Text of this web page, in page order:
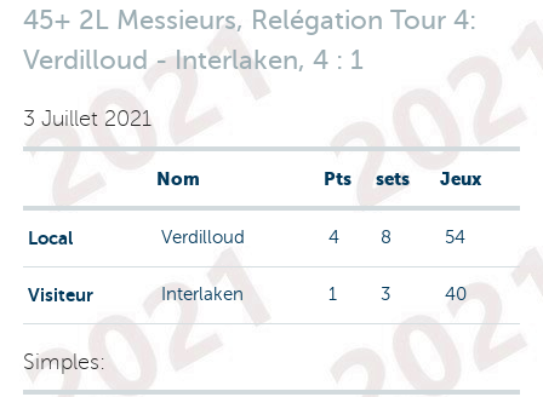
45+ 2L Messieurs, Relégation Tour 4:
Verdilloud - Interlaken, 4 : 1
3 Juillet 2021
Nom Pts sets Jeux
Local Verdilloud 4 8 54
Visiteur Interlaken 1 3 40
Simples: